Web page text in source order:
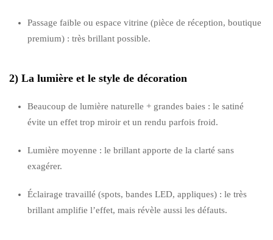
Passage faible ou espace vitrine (pièce de réception, boutique
premium) : très brillant possible.
2) La lumière et le style de décoration
Beaucoup de lumière naturelle + grandes baies : le satiné
évite un effet trop miroir et un rendu parfois froid.
Lumière moyenne : le brillant apporte de la clarté sans
exagérer.
Éclairage travaillé (spots, bandes LED, appliques) : le très
brillant amplifie l’effet, mais révèle aussi les défauts.